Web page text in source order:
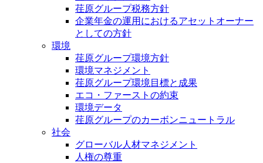
荏原グループ税務方針
企業年金の運用におけるアセットオーナー
としての方針
環境
荏原グループ環境方針
環境マネジメント
荏原グループ環境目標と成果
エコ・ファーストの約束
環境データ
荏原グループのカーボンニュートラル
社会
グローバル人材マネジメント
人権の尊重